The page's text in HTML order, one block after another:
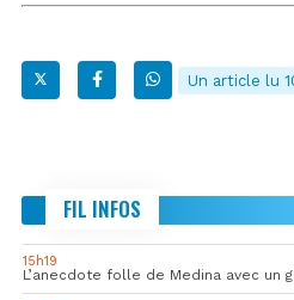
Un article lu
FIL INFOS
15h19
L’anecdote folle de Medina avec un